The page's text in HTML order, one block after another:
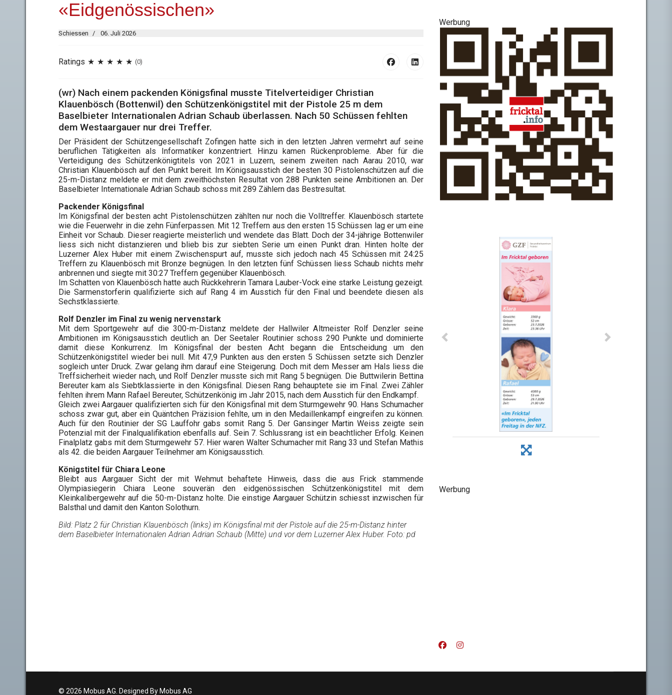
«Eidgenössischen»
Schiessen 06. Juli 2026
Ratings (0)
(wr) Nach einem packenden Königsfinal musste Titelverteidiger Christian
Klauenbösch (Bottenwil) den Schützenkönigstitel mit der Pistole 25 m dem
Baselbieter Internationalen Adrian Schaub überlassen. Nach 50 Schüssen fehlten
dem Westaargauer nur drei Treffer.
Der Präsident der Schützengesellschaft Zofingen hatte sich in den letzten Jahren vermehrt auf seine
beruflichen Tätigkeiten als Informatiker konzentriert. Hinzu kamen Rückenprobleme. Aber für die
Verteidigung des Schützenkönigtitels von 2021 in Luzern, seinem zweiten nach Aarau 2010, war
Christian Klauenbösch auf den Punkt bereit. Im Königsausstich der besten 30 Pistolenschützen auf die
25-m-Distanz meldete er mit dem zweithöchsten Resultat von 288 Punkten seine Ambitionen an. Der
Baselbieter Internationale Adrian Schaub schoss mit 289 Zählern das Bestresultat.
Packender Königsfinal
Im Königsfinal der besten acht Pistolenschützen zählten nur noch die Volltreffer. Klauenbösch startete
wie die Feuerwehr in die zehn Fünferpassen. Mit 12 Treffern aus den ersten 15 Schüssen lag er um eine
Einheit vor Schaub. Dieser reagierte meisterlich und wendete das Blatt. Doch der 34-jährige Bottenwiler
liess sich nicht distanzieren und blieb bis zur siebten Serie um einen Punkt dran. Hinten holte der
Luzerner Alex Huber mit einem Zwischenspurt auf, musste sich jedoch nach 45 Schüssen mit 24:25
Treffern zu Klauenbösch mit Bronze begnügen. In den letzten fünf Schüssen liess Schaub nichts mehr
anbrennen und siegte mit 30:27 Treffern gegenüber Klauenbösch.
Im Schatten von Klauenbösch hatte auch Rückkehrerin Tamara Lauber-Vock eine starke Leistung gezeigt.
Die Sarmenstorferin qualifizierte sich auf Rang 4 im Ausstich für den Final und beendete diesen als
Sechstklassierte.
Rolf Denzler im Final zu wenig nervenstark
Mit dem Sportgewehr auf die 300-m-Distanz meldete der Hallwiler Altmeister Rolf Denzler seine
Ambitionen im Königsausstich deutlich an. Der Seetaler Routinier schoss 290 Punkte und dominierte
damit diese Konkurrenz. Im Königsfinal der besten Acht begann die Entscheidung um den
Schützenkönigstitel wieder bei null. Mit 47,9 Punkten aus den ersten 5 Schüssen setzte sich Denzler
sogleich unter Druck. Zwar gelang ihm darauf eine Steigerung. Doch mit dem Messer am Hals liess die
Treffsicherheit wieder nach, und Rolf Denzler musste sich mit Rang 5 begnügen. Die Buttwilerin Bettina
Bereuter kam als Siebtklassierte in den Königsfinal. Diesen Rang behauptete sie im Final. Zwei Zähler
fehlten ihrem Mann Rafael Bereuter, Schützenkönig im Jahr 2015, nach dem Ausstich für den Endkampf.
Gleich zwei Aargauer qualifizierten sich für den Königsfinal mit dem Sturmgewehr 90. Hans Schumacher
schoss zwar gut, aber ein Quäntchen Präzision fehlte, um in den Medaillenkampf eingreifen zu können.
Auch für den Routinier der SG Lauffohr gabs somit Rang 5. Der Gansinger Martin Weiss zeigte sein
Potenzial mit der Finalqualifikation ebenfalls auf. Sein 7. Schlussrang ist ein beachtlicher Erfolg. Keinen
Finalplatz gabs mit dem Sturmgewehr 57. Hier waren Walter Schumacher mit Rang 33 und Stefan Mathis
als 42. die beiden Aargauer Teilnehmer am Königsausstich.
Königstitel für Chiara Leone
Bleibt aus Aargauer Sicht der mit Wehmut behaftete Hinweis, dass die aus Frick stammende
Olympiasiegerin Chiara Leone souverän den eidgenössischen Schützenkönigstitel mit dem
Kleinkalibergewehr auf die 50-m-Distanz holte. Die einstige Aargauer Schützin schiesst inzwischen für
Balsthal und damit den Kanton Solothurn.
Bild: Platz 2 für Christian Klauenbösch (links) im Königsfinal mit der Pistole auf die 25-m-Distanz hinter
dem Baselbieter Internationalen Adrian Adrian Schaub (Mitte) und vor dem Luzerner Alex Huber. Foto: pd
Werbung
Werbung
© 2026 Mobus AG. Designed By Mobus AG